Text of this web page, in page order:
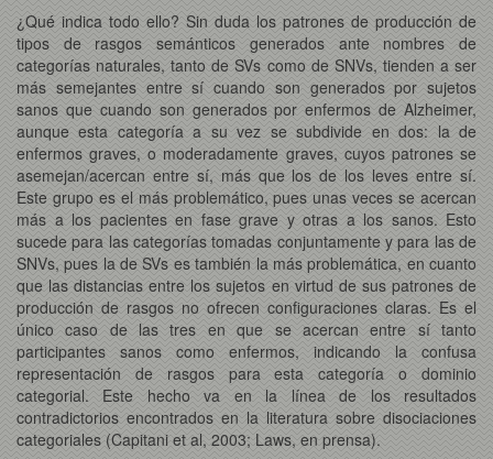
¿Qué indica todo ello? Sin duda los patrones de producción de
tipos de rasgos semánticos generados ante nombres de
categorías naturales, tanto de SVs como de SNVs, tienden a ser
más semejantes entre sí cuando son generados por sujetos
sanos que cuando son generados por enfermos de Alzheimer,
aunque esta categoría a su vez se subdivide en dos: la de
enfermos graves, o moderadamente graves, cuyos patrones se
asemejan/acercan entre sí, más que los de los leves entre sí.
Este grupo es el más problemático, pues unas veces se acercan
más a los pacientes en fase grave y otras a los sanos. Esto
sucede para las categorías tomadas conjuntamente y para las de
SNVs, pues la de SVs es también la más problemática, en cuanto
que las distancias entre los sujetos en virtud de sus patrones de
producción de rasgos no ofrecen configuraciones claras. Es el
único caso de las tres en que se acercan entre sí tanto
participantes sanos como enfermos, indicando la confusa
representación de rasgos para esta categoría o dominio
categorial. Este hecho va en la línea de los resultados
contradictorios encontrados en la literatura sobre disociaciones
categoriales (Capitani et al, 2003; Laws, en prensa).